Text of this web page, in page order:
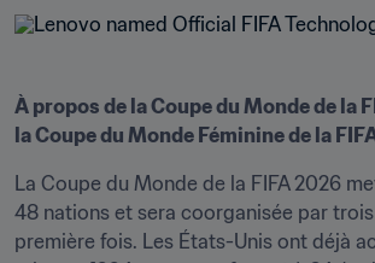
À propos de la Coupe du Monde de la
la Coupe du Monde Féminine de la
La Coupe du Monde de la FIFA 2026
48 nations et sera coorganisée par
première fois. Les États-Unis ont déjà